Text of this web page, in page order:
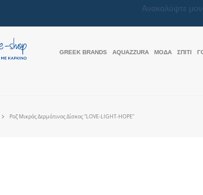
GREEK BRANDS AQUAZZURA ΜΟΔΑ ΣΠΙΤΙ
Ροζ Μικρός Δερμάτινος Δίσκος “LOVE-LIGHT-HOPE”